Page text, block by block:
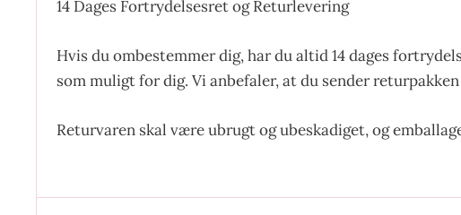
14 Dages Fortrydelsesret og Returlevering
Hvis du ombestemmer dig, har du altid 14 dages
som muligt for dig. Vi anbefaler, at du sender
Returvaren skal være ubrugt og ubeskadiget, og